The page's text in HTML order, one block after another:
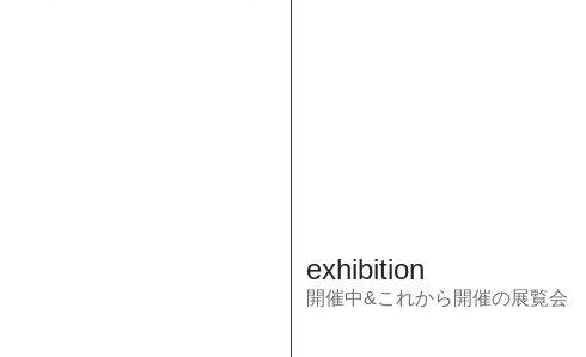
exhibition
開催中&これから開催の展覧会